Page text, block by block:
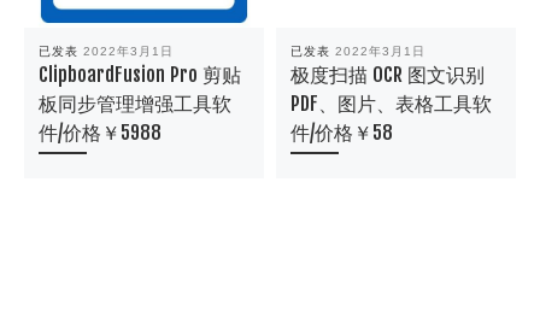
已发表 2022年3月1日
ClipboardFusion Pro 剪贴
板同步管理增强工具软
件/价格￥5988
已发表 2022年3月1日
极度扫描 OCR 图文识别
PDF、图片、表格工具软
件/价格￥58